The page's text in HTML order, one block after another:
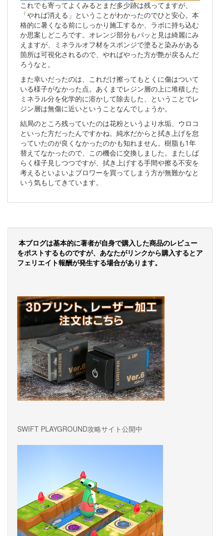
これでも寄ってよくみるとまだ多少跡は残ってますが、
「やれば消える」ということがわかったのでひと安心。本
格的に暑くなる前にしっかり施工するか、ラボに持ち込む
か思案しどころです。オレンジ部分もパッと見は綺麗にみ
えますが、ミネラルオフ材をスポンジで塗ると染みがある
箇所は可視化されるので、やればやった方が艶が戻るんだ
ろうなと。
また幸いだったのは、これだけ擦ってもとくに傷はついて
いる様子がなかった点。あくまでレジン層の上に堆積した
ミネラル分を化学的に溶かして除去した、ということでレ
ジン層は無傷に近いということなんでしょうか。
結局のところ残っていたのは花粉というより水垢、ウロコ
といった方だったんですかね。純水だからと拭き上げを怠
っていたのが良くなかったのかも知れません。樹脂も1年
替えてなかったので、この機会に交換しました。またしば
らく様子見しつつですが、拭き上げする手間や擦る不安を
考えるといよいよブロワーを買ってしまう方が無難かなと
いう気もしてきています。
本ブログは基本的に著者が自身で購入した商品のレビュー
をポストするものですが、あなたがリンクから購入するとア
フェリエイト報酬が発生する場合があります。
SWIFT PLAYGROUND攻略サイト公開中